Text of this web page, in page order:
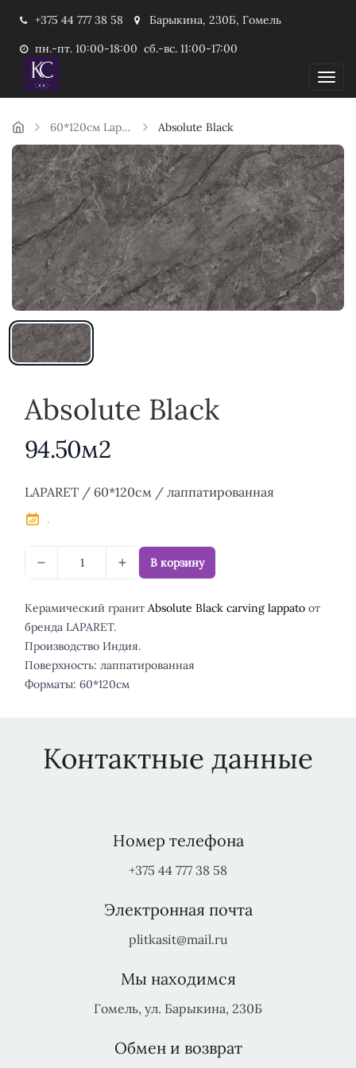
+375 44 777 38 58
Барыкина, 230Б, Гомель
пн.-пт. 10:00-18:00 сб.-вс. 11:00-17:00
60*120см Laparet Индия Absolute Black
Absolute Black
94.50м2
Описание
LAPARET / 60*120см / лаппатированная
.
В корзину
Керамический гранит Absolute Black carving lappato от
бренда LAPARET.
Производство Индия.
Поверхность: лаппатированная
Форматы: 60*120см
Контактные данные
Номер телефона
+375 44 777 38 58
Электронная почта
plitkasit@mail.ru
Мы находимся
Гомель, ул. Барыкина, 230Б
Обмен и возврат